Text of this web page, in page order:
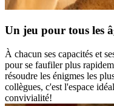
Un jeu pour tous les
À chacun ses capacités et
pour se faufiler plus
résoudre les énigmes les
collègues, c'est l'espace
convivialité!